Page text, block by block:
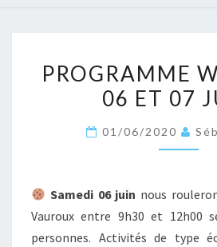
WEEK
END
ET
PROGRAMME
06 ET 07
01/06/2020
Samedi 06 juin nous
Vauroux entre 9h30 et 12h00
personnes. Activités de type